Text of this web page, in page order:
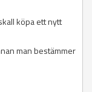
köpa ett nytt
man bestämmer